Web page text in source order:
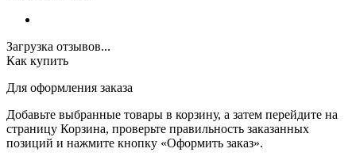
Загрузка отзывов...
Как купить
Для оформления заказа
Добавьте выбранные товары в корзину, а затем перейдите на
страницу Корзина, проверьте правильность заказанных
позиций и нажмите кнопку «Оформить заказ».